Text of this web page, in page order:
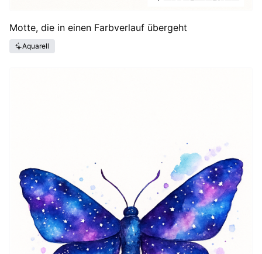
Motte, die in einen Farbverlauf übergeht
Aquarell